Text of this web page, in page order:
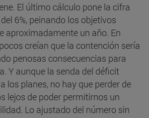
El último cálculo pone la cifra
6%, peinando los objetivos
aproximadamente un año. En
creían que la contención sería
penosas consecuencias para
Y aunque la senda del déficit
los planes, no hay que perder de
lejos de poder permitirnos un
Lo ajustado del número sin